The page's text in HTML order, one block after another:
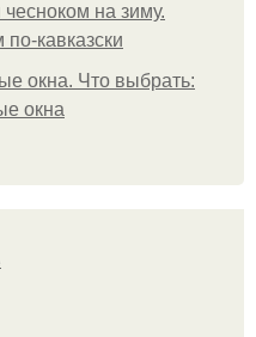
на зиму.
кавказски
окна. Что выбрать:
окна